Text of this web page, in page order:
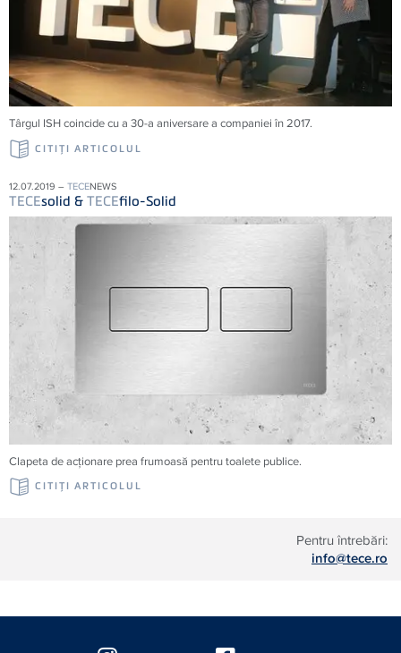
Pentru întrebări:
info@tece.ro
Târgul ISH coincide cu a 30-a aniversare a companiei în 2017.
CITIŢI ARTICOLUL
12.07.2019 – TECENEWS
TECEsolid & TECEfilo-Solid
Clapeta de acționare prea frumoasă pentru toalete publice.
CITIŢI ARTICOLUL